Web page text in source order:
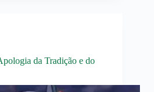
da Tradição e do